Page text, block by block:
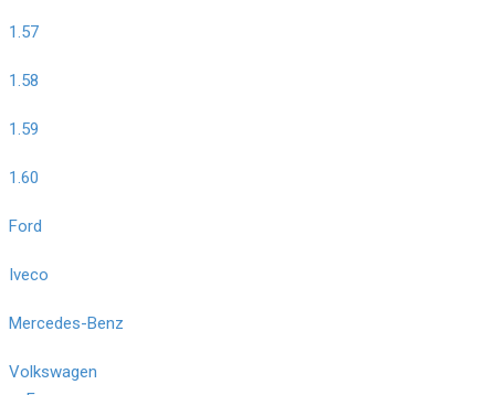
1.57
1.58
1.59
1.60
Ford
Iveco
Mercedes-Benz
Volkswagen